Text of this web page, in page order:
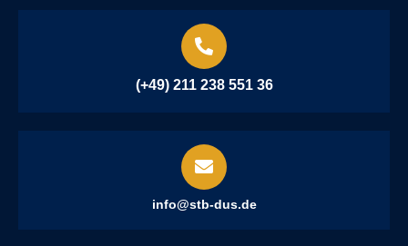
(+49) 211 238 551 36
info@stb-dus.de